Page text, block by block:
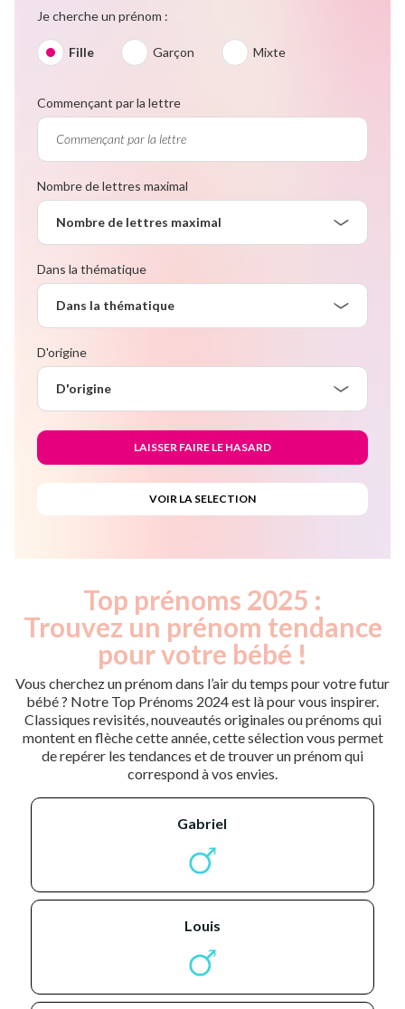
Je cherche un prénom :
Fille Garçon Mixte
Commençant par la lettre
Nombre de lettres maximal
Nombre de lettres maximal
Dans la thématique
Dans la thématique
D'origine
D'origine
Top prénoms 2025 :
Trouvez un prénom tendance
pour votre bébé !
Vous cherchez un prénom dans l’air du temps pour votre futur
bébé ? Notre Top Prénoms 2024 est là pour vous inspirer.
Classiques revisités, nouveautés originales ou prénoms qui
montent en flèche cette année, cette sélection vous permet
de repérer les tendances et de trouver un prénom qui
correspond à vos envies.
gabriel
louis